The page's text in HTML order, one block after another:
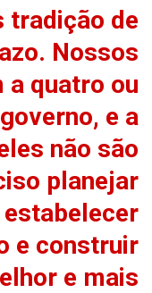
tradição de
Nossos
quatro ou
e a
não são
planejar
e construir
e mais